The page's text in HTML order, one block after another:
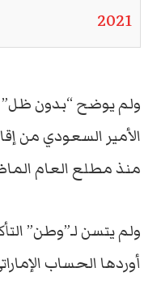
2021
ولم يوضح “بدون ظل”
الأمير السعودي من
منذ مطلع العام
ولم يتسن لـ”وطن”
أوردها الحساب